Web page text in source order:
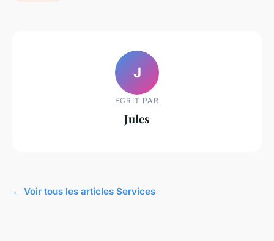
J
ECRIT PAR
Jules
← Voir tous les articles Services